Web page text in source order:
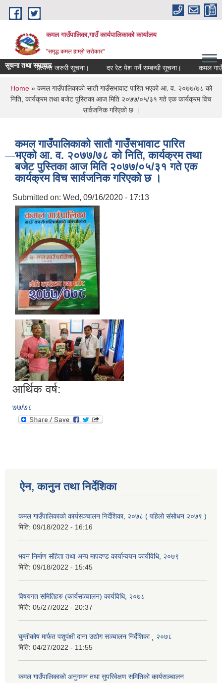
Skip to main content
कमल गाउँपालिका,गाउँ कार्यपालिकाको कार्यालय
"समृद्ध कमल हाम्रो सरोकार"
सूचना तथा समाचार
लागि अत्यन्त जरुरी सूचना। दर रेट पेश गर्ने सम्बन्धी सूचना। कमल
You are here
Home» कमल गाउँपालिकाको सातौ गाउँसभावाट पारित भएको आ. व. २०७७/७८ को
निति, कार्यक्रम तथा बजेट पुस्तिका आज मिति २०७७/०५/३१ गते एक कार्यक्रम विच
सार्वजनिक गरिएको छ ।
कमल गाउँपालिकाको सातौ गाउँसभावाट पारित
भएको आ. व. २०७७/७८ को निति, कार्यक्रम तथा
बजेट पुस्तिका आज मिति २०७७/०५/३१ गते एक
कार्यक्रम विच सार्वजनिक गरिएको छ ।
Submitted on: Wed, 09/16/2020 - 17:13
आर्थिक वर्ष:
७७/७८
ऐन, कानुन तथा निर्देशिका
कमल गाउँपालिकाको कार्यसञ्‍चालन निर्देशिका, २०७८ ( पहिलो संसोधन २०७९ )
मिति: 09/18/2022 - 16:16
भवन निर्माण संहिता तथा अन्य मापदण्ड कार्यान्वयन कार्यविधि, २०७९
मिति: 09/18/2022 - 15:45
विषयगत समितिहरु (कार्यसञ्चालन) कार्यविधि, २०७८
मिति: 05/27/2022 - 20:37
घुम्तीकोष मार्फत पशुपंक्षी दाना उद्योग सञ्चालन निर्देशिका ¸ २०७८
मिति: 04/27/2022 - 11:55
कमल गाउँपालिकाको अनुगमन तथा सुपरिवेक्षण समितिको कार्यसञ्चालन